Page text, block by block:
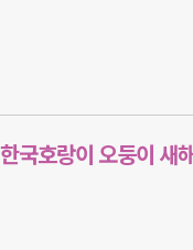
국호랑이 오둥이 새